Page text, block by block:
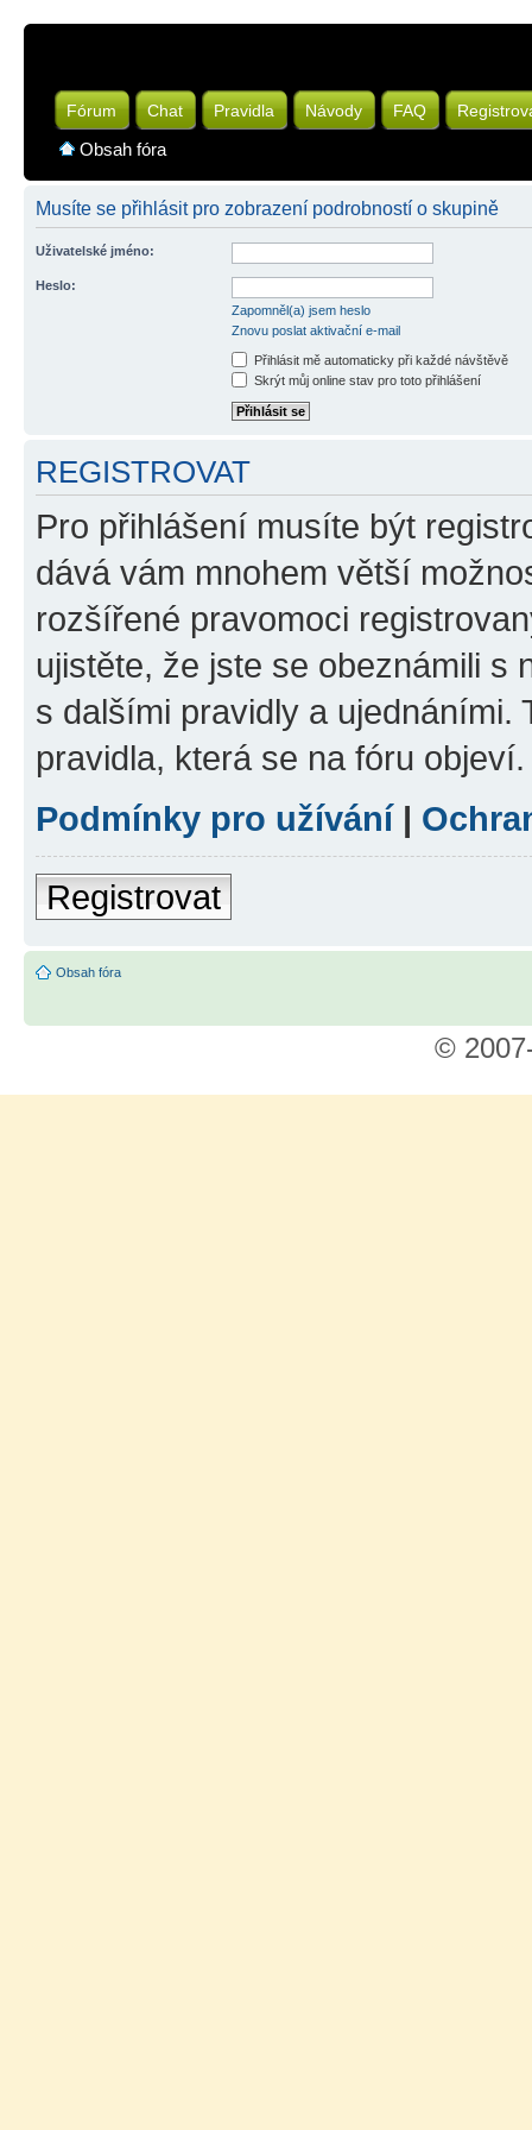
Fórum Chat Pravidla Návody FAQ
Obsah fóra
Musíte se přihlásit pro zobrazení podrobností o skupině
Uživatelské jméno:
Heslo:
Zapomněl(a) jsem heslo
Znovu poslat aktivační e-mail
Přihlásit mě automaticky při každé návštěvě
Skrýt můj online stav pro toto přihlášení
REGISTROVAT
Pro přihlášení musíte být
dává vám mnohem větší
rozšířené pravomoci
ujistěte, že jste se obeznámili s
s dalšími pravidly a ujednáními.
pravidla, která se na fóru objeví.
Podmínky pro užívání|
Registrovat
Obsah fóra
©